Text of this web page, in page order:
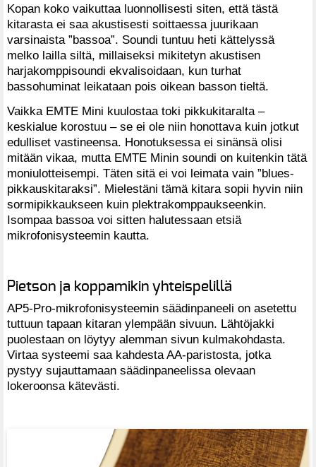
Kopan koko vaikuttaa luonnollisesti siten, että tästä
kitarasta ei saa akustisesti soittaessa juurikaan
varsinaista ”bassoa”. Soundi tuntuu heti kättelyssä
melko lailla siltä, millaiseksi mikitetyn akustisen
harjakomppisoundi ekvalisoidaan, kun turhat
bassohuminat leikataan pois oikean basson tieltä.
Vaikka EMTE Mini kuulostaa toki pikkukitaralta –
keskialue korostuu – se ei ole niin honottava kuin jotkut
edulliset vastineensa. Honotuksessa ei sinänsä olisi
mitään vikaa, mutta EMTE Minin soundi on kuitenkin tätä
moniulotteisempi. Täten sitä ei voi leimata vain ”blues-
pikkauskitaraksi”. Mielestäni tämä kitara sopii hyvin niin
sormipikkaukseen kuin plektrakomppaukseenkin.
Isompaa bassoa voi sitten halutessaan etsiä
mikrofonisysteemin kautta.
Pietson ja koppamikin yhteispelillä
AP5-Pro-mikrofonisysteemin säädinpaneeli on asetettu
tuttuun tapaan kitaran ylempään sivuun. Lähtöjakki
puolestaan on löytyy alemman sivun kulmakohdasta.
Virtaa systeemi saa kahdesta AA-paristosta, jotka
pystyy sujauttamaan säädinpaneelissa olevaan
lokeroonsa kätevästi.